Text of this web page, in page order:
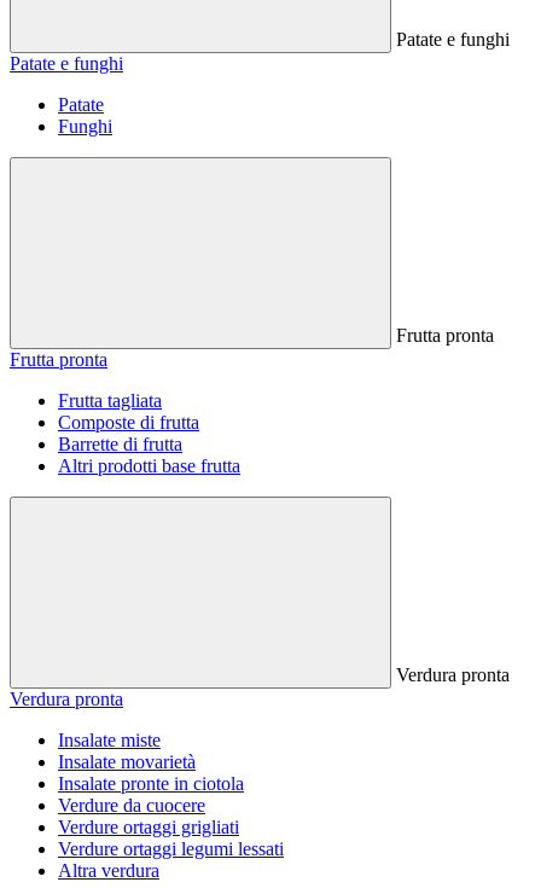
Patate e funghi
Patate e funghi
Patate
Funghi
Frutta pronta
Frutta pronta
Frutta tagliata
Composte di frutta
Barrette di frutta
Altri prodotti base frutta
Verdura pronta
Verdura pronta
Insalate miste
Insalate movarietà
Insalate pronte in ciotola
Verdure da cuocere
Verdure ortaggi grigliati
Verdure ortaggi legumi lessati
Altra verdura